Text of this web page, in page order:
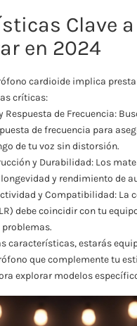
Clave a
en 2024
cardioide implica
críticas:
Respuesta de Frecuencia:
de frecuencia para
de tu voz sin distorsión.
y Durabilidad: Los
y rendimiento de
y Compatibilidad: La
debe coincidir con tu
características, estarás
que complemente tu
explorar modelos